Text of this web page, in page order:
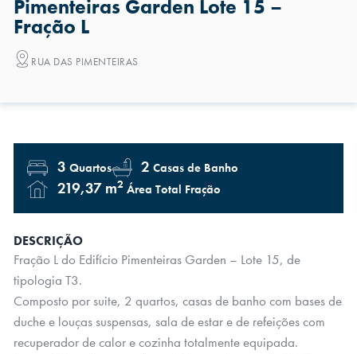
Pimenteiras Garden Lote 15 –
Fração L
RUA DAS PIMENTEIRAS
3 Quartos 2 Casas de Banho
219,37 m2 Área Total Fração
DESCRIÇÃO
Fração L do Edifício Pimenteiras Garden – Lote 15, de
tipologia T3.
Composto por suite, 2 quartos, casas de banho com bases de
duche e louças suspensas, sala de estar e de refeições com
recuperador de calor e cozinha totalmente equipada.